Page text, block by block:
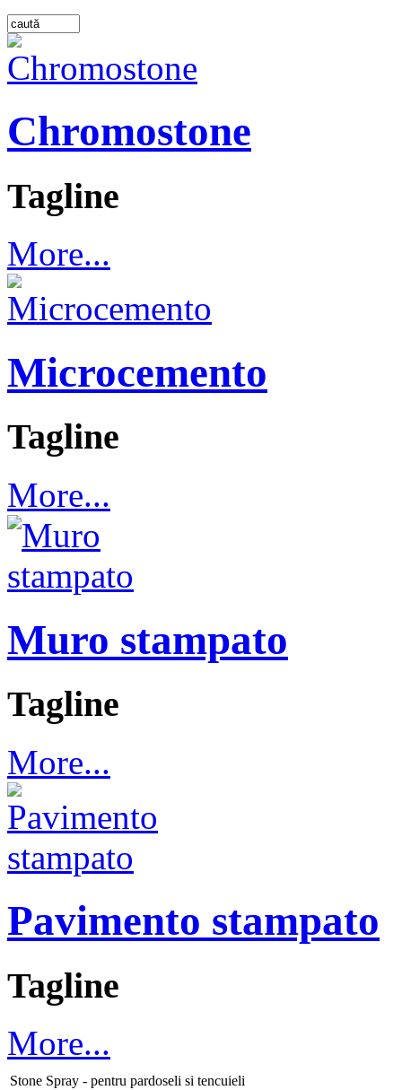
Chromostone
Tagline
More...
Microcemento
Tagline
More...
Muro stampato
Tagline
More...
Pavimento stampato
Tagline
More...
Stone Spray - pentru pardoseli si tencuieli